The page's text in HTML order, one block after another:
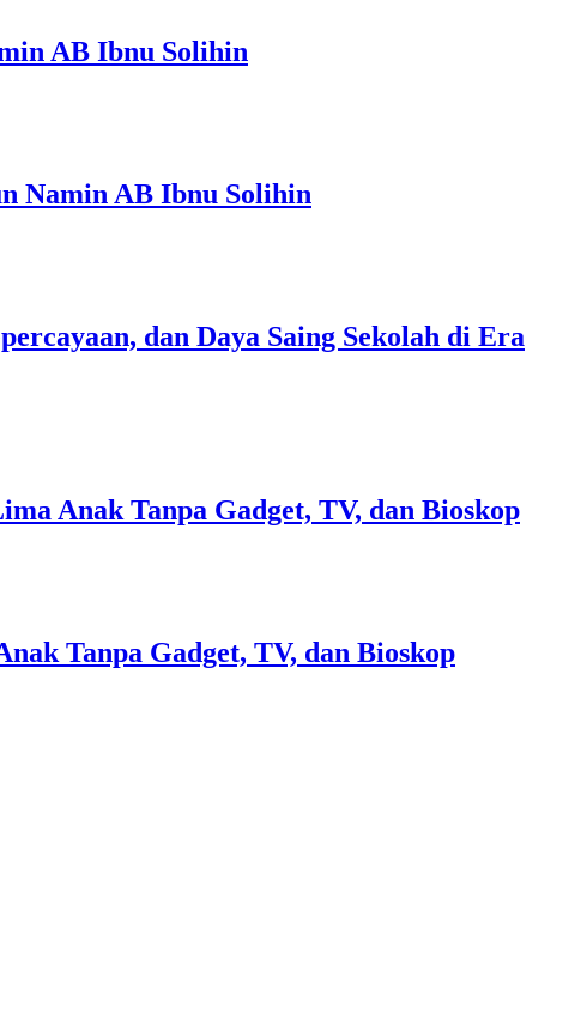
AB Ibnu Solihin
Namin AB Ibnu Solihin
dan Daya Saing Sekolah di Era
Anak Tanpa Gadget, TV, dan Bioskop
Tanpa Gadget, TV, dan Bioskop